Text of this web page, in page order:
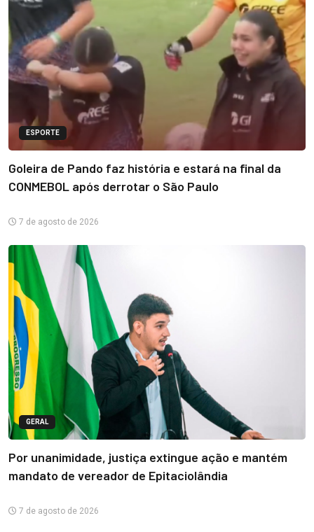
ESPORTE
Goleira de Pando faz história e estará na final da
CONMEBOL após derrotar o São Paulo
7 de agosto de 2026
GERAL
Por unanimidade, justiça extingue ação e mantém
mandato de vereador de Epitaciolândia
7 de agosto de 2026